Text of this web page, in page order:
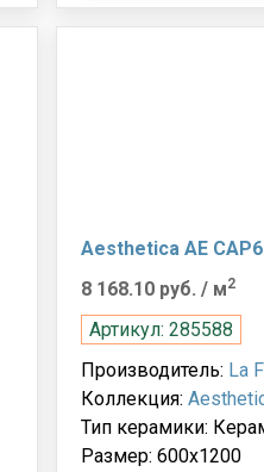
Aesthetica AE
8 168.10 руб. / м2
Артикул: 285588
Производитель: La
Коллекция:
Тип керамики:
Размер: 600x1200